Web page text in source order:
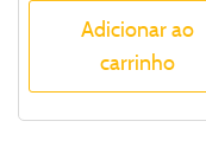
Adicionar ao
carrinho